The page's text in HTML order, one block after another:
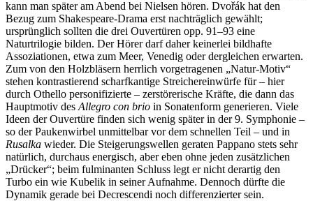
kann man später am Abend bei Nielsen hören. Dvořák hat den
Bezug zum Shakespeare-Drama erst nachträglich gewählt;
ursprünglich sollten die drei Ouvertüren opp. 91–93 eine
Naturtrilogie bilden. Der Hörer darf daher keinerlei bildhafte
Assoziationen, etwa zum Meer, Venedig oder dergleichen erwarten.
Zum von den Holzbläsern herrlich vorgetragenen „Natur-Motiv“
stehen kontrastierend scharfkantige Streichereinwürfe für – hier
durch Othello personifizierte – zerstörerische Kräfte, die dann das
Hauptmotiv des Allegro con brio in Sonatenform generieren. Viele
Ideen der Ouvertüre finden sich wenig später in der 9. Symphonie –
so der Paukenwirbel unmittelbar vor dem schnellen Teil – und in
Rusalka wieder. Die Steigerungswellen geraten Pappano stets sehr
natürlich, durchaus energisch, aber eben ohne jeden zusätzlichen
„Drücker“; beim fulminanten Schluss legt er nicht derartig den
Turbo ein wie Kubelik in seiner Aufnahme. Dennoch dürfte die
Dynamik gerade bei Decrescendi noch differenzierter sein.